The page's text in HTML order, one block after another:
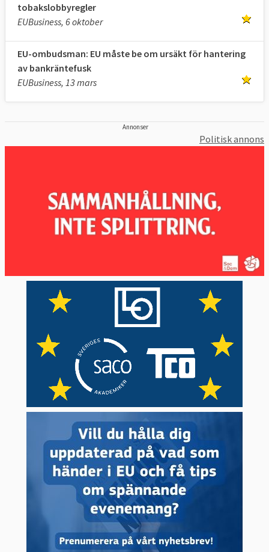
tobakslobbyregler
EUBusiness, 6 oktober
EU-ombudsman: EU måste be om ursäkt för hantering
av bankräntefusk
EUBusiness, 13 mars
Annonser
Politisk annons